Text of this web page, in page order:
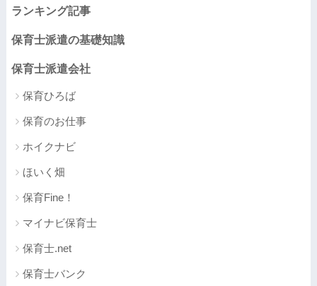
ランキング記事
保育士派遣の基礎知識
保育士派遣会社
保育ひろば
保育のお仕事
ホイクナビ
ほいく畑
保育Fine！
マイナビ保育士
保育士.net
保育士バンク